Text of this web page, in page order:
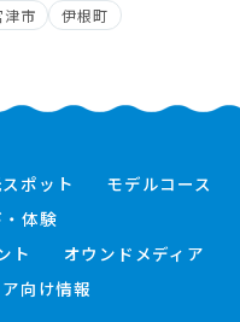
津市 伊根町
ポット
モデルコース
体験
ト
オウンドメディア
向け情報